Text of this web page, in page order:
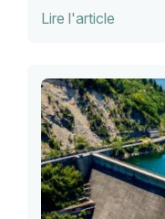
mettre fin, nuance
Lire l'article